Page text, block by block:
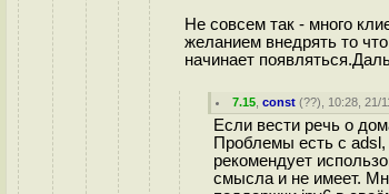
Не совсем так - много
желанием внедрять то
начинает
7.15 ,const (??), 10:28, 21/
Если вести речь о
Проблемы есть с
рекомендует
смысла и не имеет.